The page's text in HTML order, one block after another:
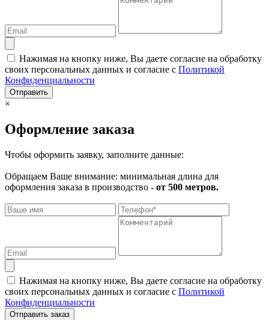
Нажимая на кнопку ниже, Вы даете согласие на обработку
своих персональных данных и согласие с Политикой
Конфиденциальности
Отправить
×
Оформление заказа
Чтобы оформить заявку, заполните данные:
Обращаем Ваше внимание: минимальная длина для
оформления заказа в производство - от 500 метров.
Нажимая на кнопку ниже, Вы даете согласие на обработку
своих персональных данных и согласие с Политикой
Конфиденциальности
Отправить заказ